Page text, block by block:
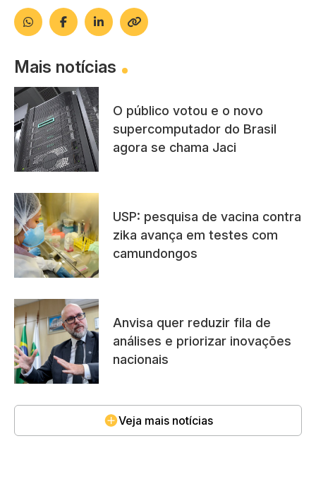
Mais notícias
O público votou e o novo
supercomputador do Brasil
agora se chama Jaci
USP: pesquisa de vacina contra
zika avança em testes com
camundongos
Anvisa quer reduzir fila de
análises e priorizar inovações
nacionais
Veja mais notícias